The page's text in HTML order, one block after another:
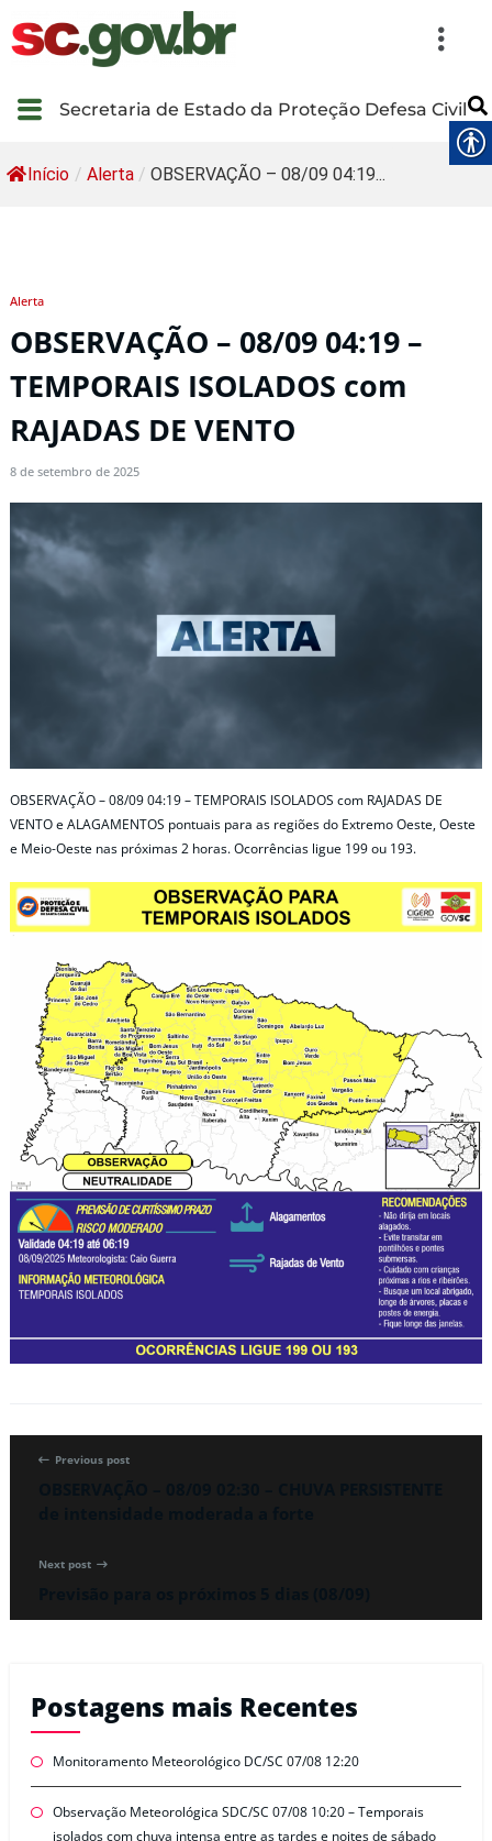
Secretaria de Estado da Proteção Defesa Civil
Início / Alerta / OBSERVAÇÃO – 08/09 04:19...
Alerta
OBSERVAÇÃO – 08/09 04:19 –
TEMPORAIS ISOLADOS com
RAJADAS DE VENTO
8 de setembro de 2025
OBSERVAÇÃO – 08/09 04:19 – TEMPORAIS ISOLADOS com RAJADAS DE
VENTO e ALAGAMENTOS pontuais para as regiões do Extremo Oeste, Oeste
e Meio-Oeste nas próximas 2 horas. Ocorrências ligue 199 ou 193.
Previous post
Next post
Postagens mais Recentes
Monitoramento Meteorológico DC/SC 07/08 12:20
Observação Meteorológica SDC/SC 07/08 10:20 – Temporais
isolados com chuva intensa entre as tardes e noites de sábado